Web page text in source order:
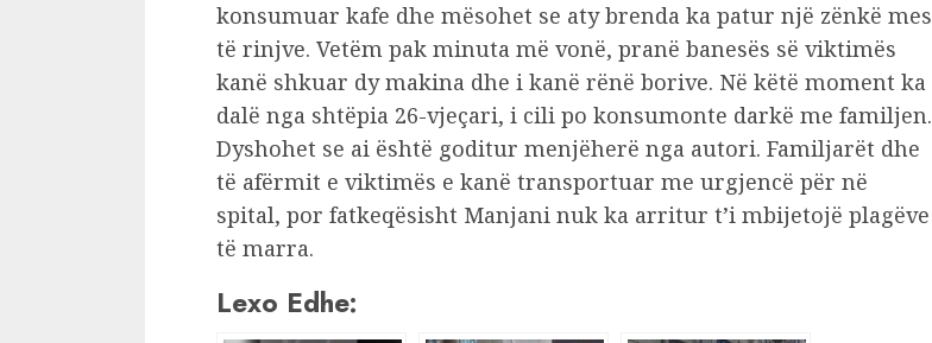
konsumuar kafe dhe mësohet se aty brenda ka patur një zënkë mes
të rinjve. Vetëm pak minuta më vonë, pranë banesës së viktimës
kanë shkuar dy makina dhe i kanë rënë borive. Në këtë moment ka
dalë nga shtëpia 26-vjeçari, i cili po konsumonte darkë me familjen.
Dyshohet se ai është goditur menjëherë nga autori. Familjarët dhe
të afërmit e viktimës e kanë transportuar me urgjencë për në
spital, por fatkeqësisht Manjani nuk ka arritur t’i mbijetojë plagëve
të marra.
Lexo Edhe: